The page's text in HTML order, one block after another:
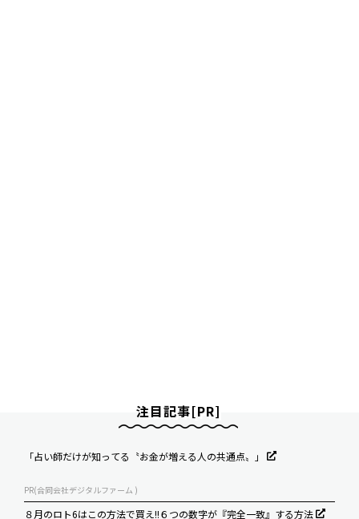
注目記事[PR]
「占い師だけが知ってる〝お金が増える人の共通点〟」
PR(合同会社デジタルファーム )
８月のロト6はこの方法で買え!!６つの数字が『完全一致』する方法